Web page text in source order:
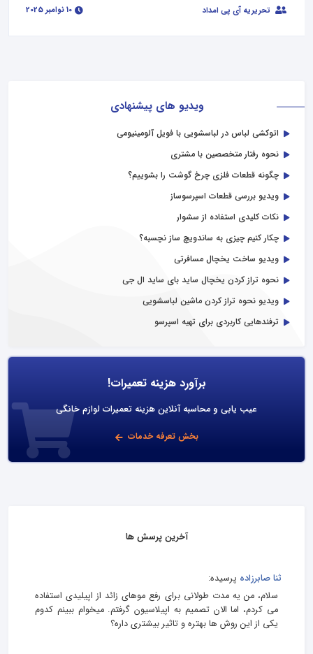
ویدیو های پیشنهادی
اتوکشی لباس در لباسشویی با فویل آلومینیومی
نحوه رفتار متخصصین با مشتری
چگونه قطعات فلزی چرخ گوشت را بشوییم؟
ویدیو بررسی قطعات اسپرسوساز
نکات کلیدی استفاده از سشوار
چکار کنیم چیزی به ساندویچ ساز نچسبه؟
ویدیو ساخت یخچال مسافرتی
نحوه تراز کردن یخچال ساید بای ساید ال جی
ویدیو نحوه تراز کردن ماشین لباسشویی
ترفندهایی کاربردی برای تهیه اسپرسو
برآورد هزینه تعمیرات!
عیب یابی و محاسبه آنلاین هزینه تعمیرات لوازم خانگی
بخش تعرفه خدمات
تحریریه آی پی امداد
آخرین پرسش ها
ثنا صابرزاده پرسیده:
سلام، من یه مدت طولانی برای رفع موهای زائد از اپیلیدی استفاده
می کردم، اما الان تصمیم به اپیلاسیون گرفتم. میخوام ببینم کدوم
یکی از این روش ها بهتره و تاثیر بیشتری داره؟